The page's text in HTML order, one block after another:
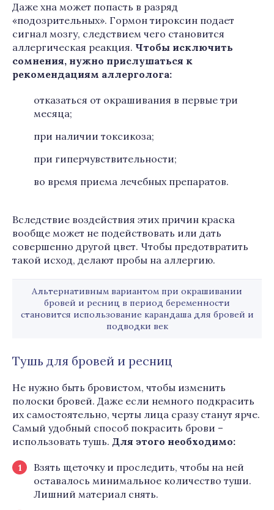
Даже хна может попасть в разряд
«подозрительных». Гормон тироксин подает
сигнал мозгу, следствием чего становится
аллергическая реакция. Чтобы исключить
сомнения, нужно прислушаться к
рекомендациям аллерголога:
отказаться от окрашивания в первые три
месяца;
при наличии токсикоза;
при гиперчувствительности;
во время приема лечебных препаратов.
Вследствие воздействия этих причин краска
вообще может не подействовать или дать
совершенно другой цвет. Чтобы предотвратить
такой исход, делают пробы на аллергию.
Альтернативным вариантом при окрашивании
бровей и ресниц в период беременности
становится использование карандаша для бровей и
подводки век
Тушь для бровей и ресниц
Не нужно быть бровистом, чтобы изменить
полоски бровей. Даже если немного подкрасить
их самостоятельно, черты лица сразу станут ярче.
Самый удобный способ покрасить брови –
использовать тушь. Для этого необходимо:
Взять щеточку и проследить, чтобы на ней
оставалось минимальное количество туши.
Лишний материал снять.